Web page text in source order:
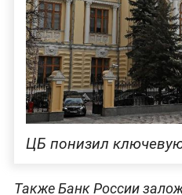
ЦБ понизил ключевую
Также Банк России